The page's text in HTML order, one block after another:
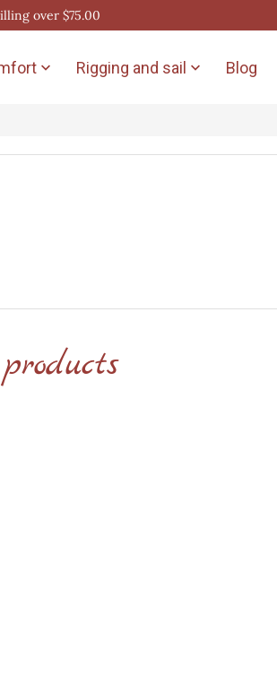
over $75.00
 Rigging and sail  Blog